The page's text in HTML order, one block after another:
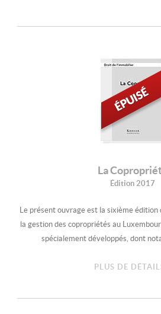
La
Édition 2017
Le présent ouvrage est la sixième édition
la gestion des copropriétés au
spécialement développés, dont
PLUS DE